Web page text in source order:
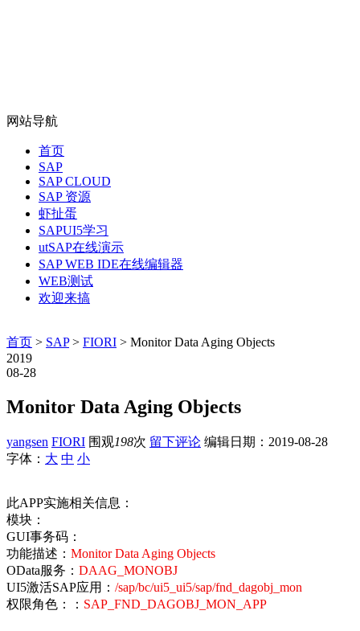
网站导航
首页
SAP
SAP CLOUD
SAP 资源
虾扯蛋
SAPUI5学习
utSAP在线演示
SAP WEB IDE在线编辑器
WEB测试
欢迎来搞
首页 > SAP> FIORI > Monitor Data Aging Objects
2019
08-28
Monitor Data Aging Objects
yangsen FIORI 围观198次 留下评论 编辑日期： 2019-08-28
字体： 大 中 小
此APP实施相关信息：
模块：
GUI事务码：
功能描述： Monitor Data Aging Objects
OData服务： DAAG_MONOBJ
UI5激活SAP应用： /sap/bc/ui5_ui5/sap/fnd_dagobj_mon
权限角色：： SAP_FND_DAGOBJ_MON_APP